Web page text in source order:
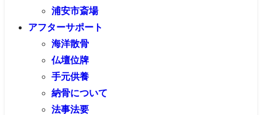
浦安市斎場
アフターサポート
海洋散骨
仏壇位牌
手元供養
納骨について
法事法要